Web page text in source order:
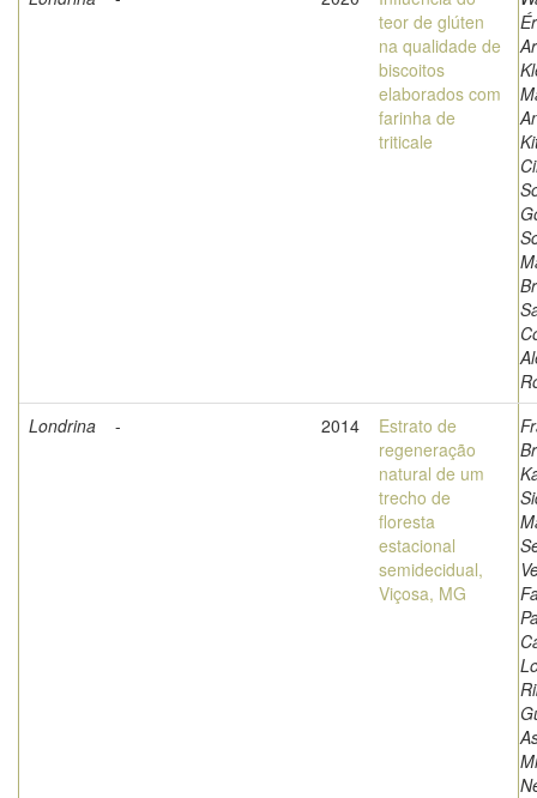
teor de glúten
na qualidade de
biscoitos
elaborados com
farinha de
triticale
Londrina
- 2014
Estrato de
regeneração
natural de um
trecho de
floresta
estacional
semidecidual,
Viçosa, MG